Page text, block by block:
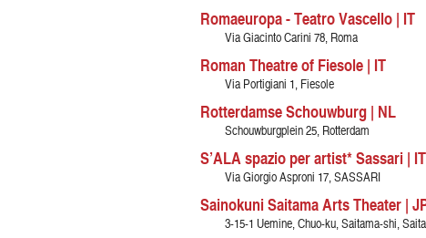
Romaeuropa - Teatro Vascello | IT
Via Giacinto Carini 78, Roma
Roman Theatre of Fiesole | IT
Via Portigiani 1, Fiesole
Rotterdamse Schouwburg | NL
Schouwburgplein 25, Rotterdam
S’ALA spazio per artist* Sassari | IT
Via Giorgio Asproni 17, SASSARI
Sainokuni Saitama Arts Theater |
3-15-1 Uemine, Chuo-ku, Saitama-shi,